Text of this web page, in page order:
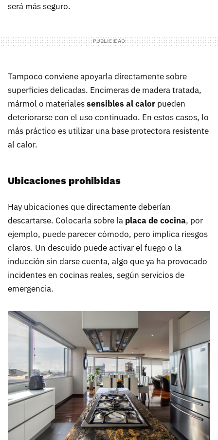
será más seguro.
Tampoco conviene apoyarla directamente sobre
superficies delicadas. Encimeras de madera tratada,
mármol o materialessensibles al calor pueden
deteriorarse con el uso continuado. En estos casos, lo
más práctico es utilizar una base protectora resistente
al calor.
Ubicaciones prohibidas
Hay ubicaciones que directamente deberían
descartarse. Colocarla sobre la placa de cocina, por
ejemplo, puede parecer cómodo, pero implica riesgos
claros. Un descuido puede activar el fuego o la
inducción sin darse cuenta, algo que ya ha provocado
incidentes en cocinas reales, según servicios de
emergencia.